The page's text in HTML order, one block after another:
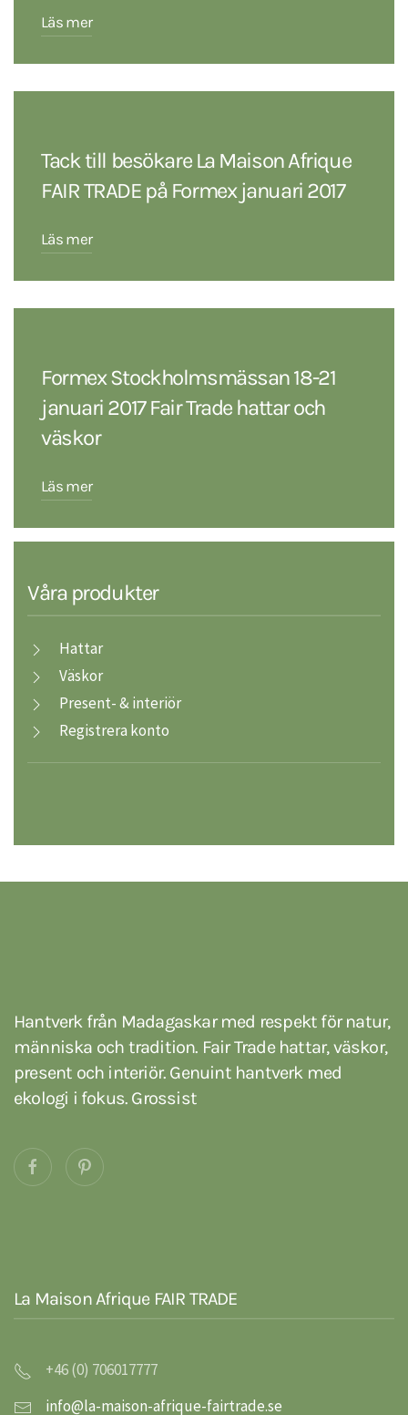
Läs mer
Tack till besökare La Maison Afrique
FAIR TRADE på Formex januari 2017
Läs mer
Formex Stockholmsmässan 18-21
januari 2017 Fair Trade hattar och
väskor
Läs mer
Våra produkter
Hattar
Väskor
Present- & interiör
Registrera konto
Hantverk från Madagaskar med respekt för natur,
människa och tradition. Fair Trade hattar, väskor,
present och interiör. Genuint hantverk med
ekologi i fokus. Grossist
La Maison Afrique FAIR TRADE
+46 (0) 706017777
info@la-maison-afrique-fairtrade.se